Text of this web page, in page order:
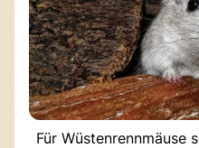
Für Wüstenrennmäuse